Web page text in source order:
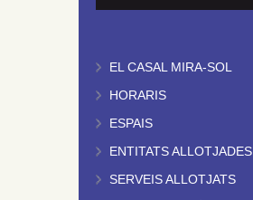
EL CASAL MIRA-SOL
HORARIS
ESPAIS
ENTITATS ALLOTJADES
SERVEIS ALLOTJATS